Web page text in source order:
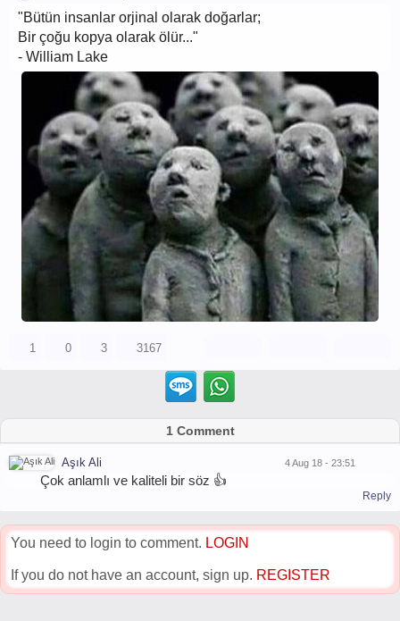
"Bütün insanlar orjinal olarak doğarlar;
Bir çoğu kopya olarak ölür..."
- William Lake
1 0 3 3167
1 Comment
Aşık Ali 4 Aug 18 - 23:51
Çok anlamlı ve kaliteli bir söz 👍
Reply
You need to login to comment. LOGIN
If you do not have an account, sign up. REGISTER